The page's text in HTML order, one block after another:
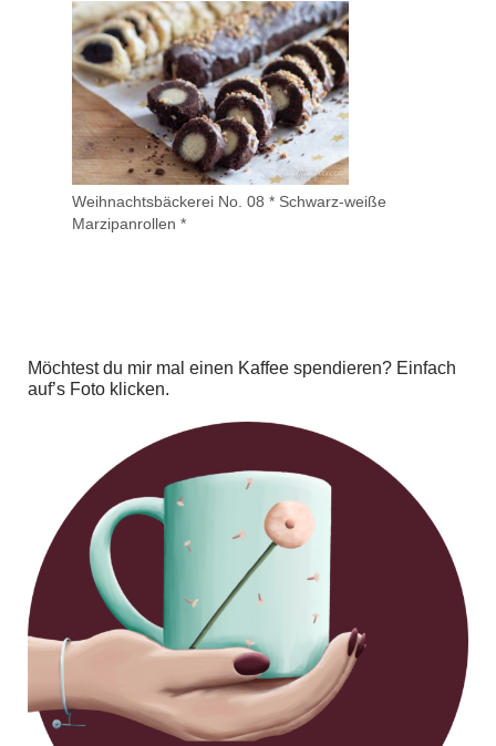
Weihnachtsbäckerei No. 08 * Schwarz-weiße
Marzipanrollen *
Möchtest du mir mal einen Kaffee spendieren? Einfach
auf’s Foto klicken.